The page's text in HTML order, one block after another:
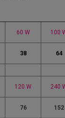
60 W 100
38 64
120 W 240
76 152